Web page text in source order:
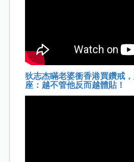
狄志杰瞞老婆衝香港買鑽戒
座：越不管他反而越體貼！